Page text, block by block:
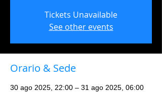
Tickets Unavailable
See other events
Orario & Sede
30 ago 2025, 22:00 – 31 ago 2025, 06:00